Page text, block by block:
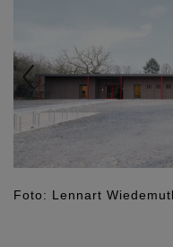
Foto: Lennart